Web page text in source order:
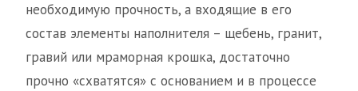
необходимую прочность, а входящие в его
состав элементы наполнителя – щебень, гранит,
гравий или мраморная крошка, достаточно
прочно «схватятся» с основанием и в процессе